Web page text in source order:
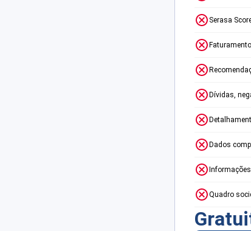
Serasa
Dívidas,
Dados
Quadro